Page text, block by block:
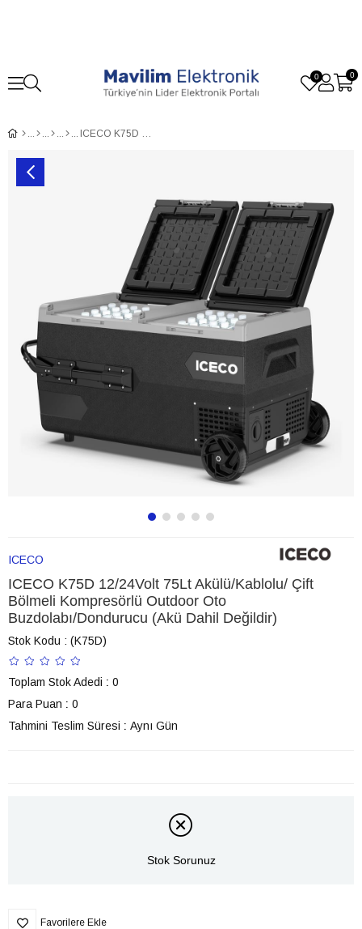
0
0
ICECO K75D 12/24Volt 75Lt Akülü/Kablolu/ Çift Bölmeli Kompresörlü Outdoor Oto Buzdolabı/Dondurucu (Akü Dahil Değildir)
ICECO
ICECO K75D 12/24Volt 75Lt Akülü/Kablolu/ Çift
Bölmeli Kompresörlü Outdoor Oto
Buzdolabı/Dondurucu (Akü Dahil Değildir)
Stok Kodu (K75D)
Toplam Stok Adedi : 0
Para Puan : 0
Tahmini Teslim Süresi : Aynı Gün
Stok Sorunuz
Favorilere Ekle